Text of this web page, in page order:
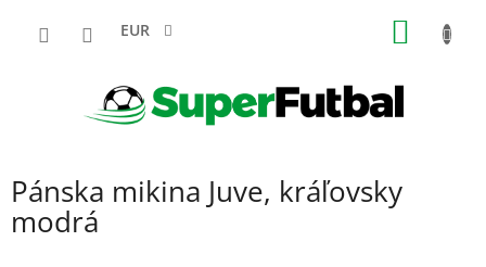
EUR
Pánska mikina Juve, kráľovsky
modrá